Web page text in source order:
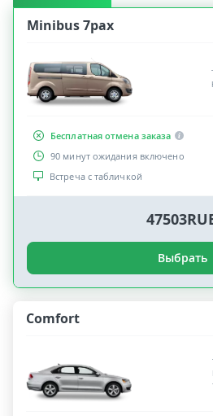
Minibus 7pax
Бесплатная отмена заказа
90 минут ожидания включено
Встреча с табличкой
Выбрать
Comfort